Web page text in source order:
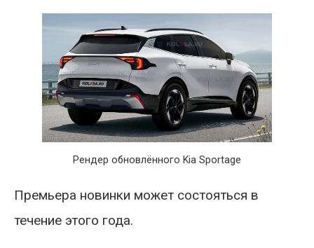
Рендер обновлённого Kia Sportage
Премьера новинки может состояться в
течение этого года.